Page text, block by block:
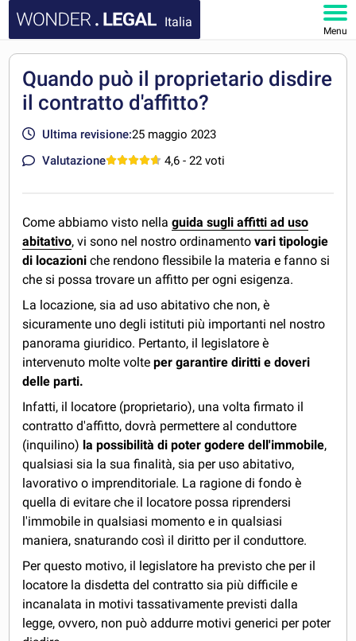
Italia
Menu
DOCUMENTI
FAQ
Quando può il proprietario disdire
il contratto d'affitto?
Ultima revisione:25 maggio 2023
Valutazione
4,6 - 22 voti
Come abbiamo visto nellaguida sugli affitti ad uso
abitativo, vi sono nel nostro ordinamentovari tipologie
di locazioni che rendono flessibile la materia e fanno si
che si possa trovare un affitto per ogni esigenza.
La locazione, sia ad uso abitativo che non, è
sicuramente uno degli istituti più importanti nel nostro
panorama giuridico. Pertanto, il legislatore è
intervenuto molte volteper garantire diritti e doveri
delle parti.
Infatti, il locatore (proprietario), una volta firmato il
contratto d'affitto, dovrà permettere al conduttore
(inquilino) la possibilità di poter godere dell'immobile,
qualsiasi sia la sua finalità, sia per uso abitativo,
lavorativo o imprenditoriale. La ragione di fondo è
quella di evitare che il locatore possa riprendersi
l'immobile in qualsiasi momento e in qualsiasi
maniera, snaturando così il diritto per il conduttore.
Per questo motivo, il legislatore ha previsto che per il
locatore la disdetta del contratto sia più difficile e
incanalata in motivi tassativamente previsti dalla
legge, ovvero, non può addurre motivi generici per poter